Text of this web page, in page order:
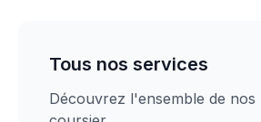
Tous nos services
Découvrez l'ensemble de nos